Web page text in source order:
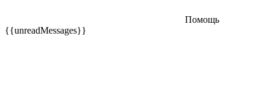
Помощь
{{unreadMessages}}